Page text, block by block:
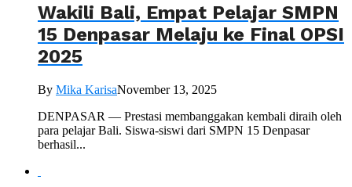
Wakili Bali, Empat Pelajar SMPN
15 Denpasar Melaju ke Final OPSI
2025
By Mika KarisaNovember 13, 2025
DENPASAR — Prestasi membanggakan kembali diraih oleh
para pelajar Bali. Siswa-siswi dari SMPN 15 Denpasar
berhasil...